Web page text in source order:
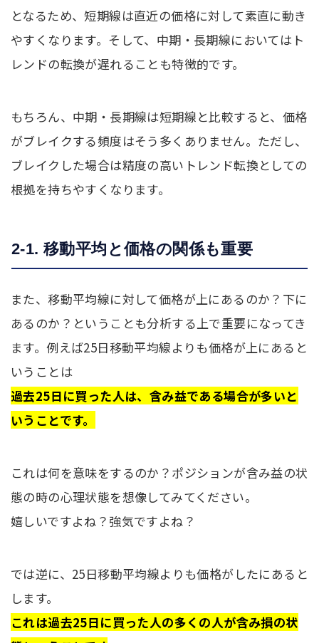
となるため、短期線は直近の価格に対して素直に動き
やすくなります。そして、中期・長期線においてはト
レンドの転換が遅れることも特徴的です。
もちろん、中期・長期線は短期線と比較すると、価格
がブレイクする頻度はそう多くありません。ただし、
ブレイクした場合は精度の高いトレンド転換としての
根拠を持ちやすくなります。
2-1. 移動平均と価格の関係も重要
また、移動平均線に対して価格が上にあるのか？下に
あるのか？ということも分析する上で重要になってき
ます。例えば25日移動平均線よりも価格が上にあると
いうことは
過去25日に買った人は、含み益である場合が多いと
いうことです。
これは何を意味をするのか？ポジションが含み益の状
態の時の心理状態を想像してみてください。
嬉しいですよね？強気ですよね？
では逆に、25日移動平均線よりも価格がしたにあると
します。
これは過去25日に買った人の多くの人が含み損の状